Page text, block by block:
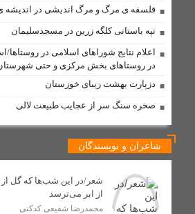
تابستانی داغ با مدیریتی سرد
گامی بلند توسعه ارتباطات در لالی؛ فیبر نوری
فیزیکدانان و حل بزرگ‌ترین معمای کیهان
گرم مواد صنعتی
مذاکره برای غرب یک تاکتیک است، نه هدف /
شهدای اقتدار، نمایش عزت جمهوری اسلامی بود
تومان در لالی آغاز شد
فلسفه ی مرگ و مرگ اندیشی در اندیشه
تپه باستانی کلگه زرین در مسجدسلیمان
اعلام نتایج شوراهای اسلامی در
در روستاهای بخش مرکزی و حتی
دزپارت بهشت زیبای خوزستان
صخره سنگ سر از عجایب طبیعت لالی
شاعران و نویسندگان
شعر/در این شب‌ها که گل از
از ابر می‌ترسد
محمدرضا شفیعی کدکنی